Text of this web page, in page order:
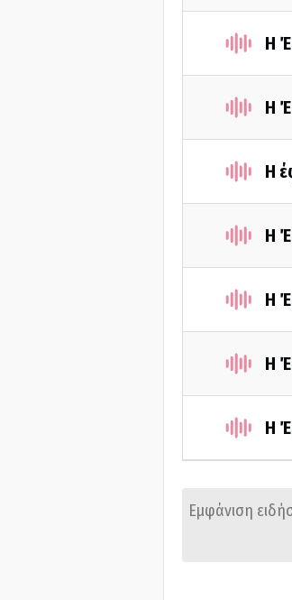
Η
Η
Η
Η
Η
Η
Η
Εμφάνιση